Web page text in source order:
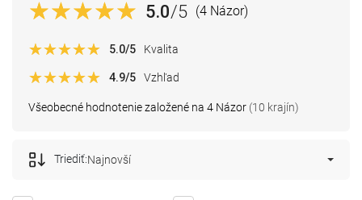
5.0/5 (4 Názor)
Všeobecné hodnotenie založené na 4 Názor (10 krajín)
5.0/5 Kvalita
4.9/5 Vzhľad
Triediť:Najnovší